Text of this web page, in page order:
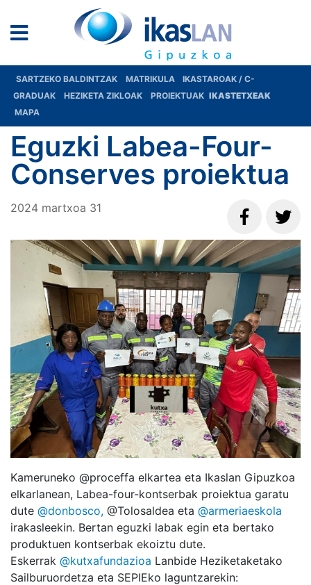
SARTZEKO BALDINTZAK MATRIKULA
IKASTAROAK / C-
GRADUAK
HEZIKETA ZIKLOAK PROIEKTUAK IKASTETXEAK
MAPA
Eguzki Labea-Four-
Conserves proiektua
2024 martxoa 31
Kameruneko @proceffa elkartea eta Ikaslan Gipuzkoa
elkarlanean, Labea-four-kontserbak proiektua garatu
dute @donbosco, @Tolosaldea eta @armeriaeskola
irakasleekin. Bertan eguzki labak egin eta bertako
produktuen kontserbak ekoiztu dute.
Eskerrak @kutxafundazioa Lanbide Heziketaketako
Sailburuordetza eta SEPIEko laguntzarekin: